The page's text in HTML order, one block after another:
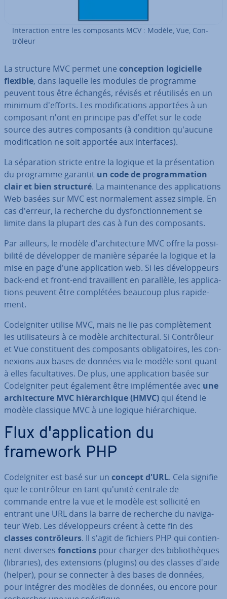
In­te­rac­tion entre les com­po­sants MCV : Modèle, Vue, Con­
trô­leur
La structure MVC permet une con­cep­tion lo­gi­cielle
flexible, dans laquelle les modules de programme
peuvent tous être échangés, révisés et réu­ti­li­sés en un
minimum d'efforts. Les mo­di­fi­ca­tions apportées à un
composant n'ont en principe pas d'effet sur le code
source des autres com­po­sants (à condition qu'aucune
mo­di­fi­ca­tion ne soit apportée aux in­ter­faces).
La sé­pa­ra­tion stricte entre la logique et la pré­sen­ta­tion
du programme garantit un code de pro­gram­ma­tion
clair et bien structuré. La main­te­nance des ap­pli­ca­tions
Web basées sur MVC est nor­ma­le­ment assez simple. En
cas d'erreur, la recherche du dys­fonc­tion­ne­ment se
limite dans la plupart des cas à l’un des com­po­sants.
Par ailleurs, le modèle d'ar­chi­tec­ture MVC offre la pos­si­
bi­lité de dé­ve­lop­per de manière séparée la logique et la
mise en page d'une ap­pli­ca­tion web. Si les dé­ve­lop­peurs
back-end et front-end tra­vail­lent en parallèle, les ap­pli­ca­
tions peuvent être com­plé­tées beaucoup plus ra­pi­de­
ment.
Co­deIg­ni­ter utilise MVC, mais ne lie pas com­plè­te­ment
les uti­li­sa­teurs à ce modèle ar­chi­tec­tu­ral. Si Con­trô­leur
et Vue cons­ti­tuent des com­po­sants obli­ga­toires, les con­
nexions aux bases de données via le modèle sont quant
à elles fa­cul­ta­tives. De plus, une ap­pli­ca­tion basée sur
Co­deIg­ni­ter peut également être im­plé­men­tée avec une
ar­chi­tec­ture MVC hié­rar­chique (HMVC) qui étend le
modèle classique MVC à une logique hié­rar­chique.
Flux d'ap­pli­ca­tion du
framework PHP
Co­deIg­ni­ter est basé sur un concept d'URL. Cela signifie
que le con­trô­leur en tant qu'unité centrale de
commande entre la vue et le modèle est sollicité en
entrant une URL dans la barre de recherche du na­vi­ga­
teur Web. Les dé­ve­lop­peurs créent à cette fin des
classes con­trô­leurs. Il s'agit de fichiers PHP qui con­tien­
nent diverses fonctions pour charger des bi­blio­thèques
(libraries), des ex­ten­sions (plugins) ou des classes d'aide
(helper), pour se connecter à des bases de données,
pour intégrer des modèles de données, ou encore pour